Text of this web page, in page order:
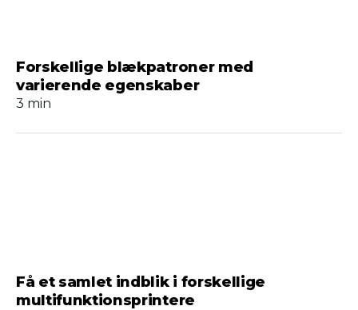
Forskellige blækpatroner med
varierende egenskaber
3 min
Få et samlet indblik i forskellige
multifunktionsprintere